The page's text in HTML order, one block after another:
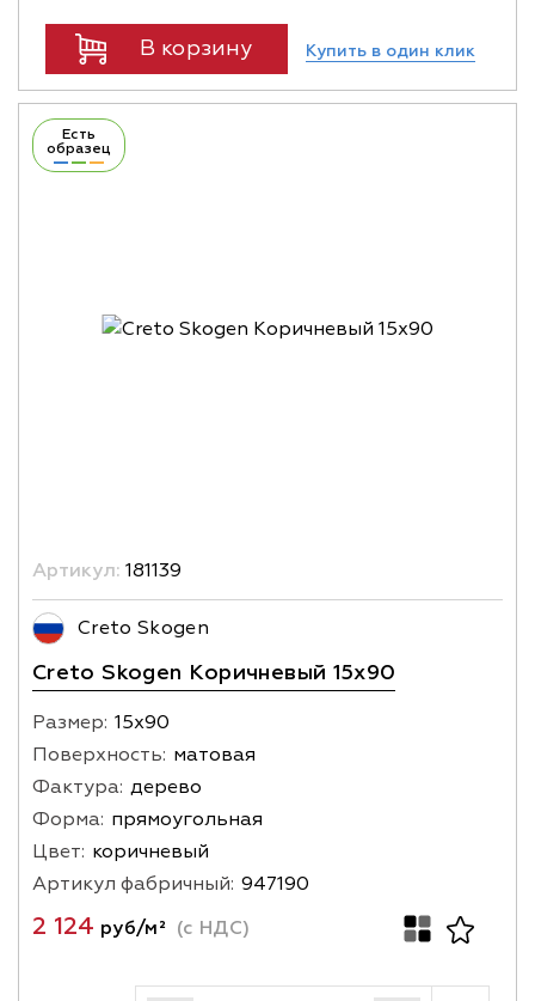
В корзину Купить в один клик
Есть
образец
Артикул: 181139
Creto Skogen
Creto Skogen Коричневый 15x90
Размер: 15х90
Поверхность: матовая
Фактура: дерево
Форма: прямоугольная
Цвет: коричневый
Артикул фабричный: 947190
2 124 руб/м² (с НДС)